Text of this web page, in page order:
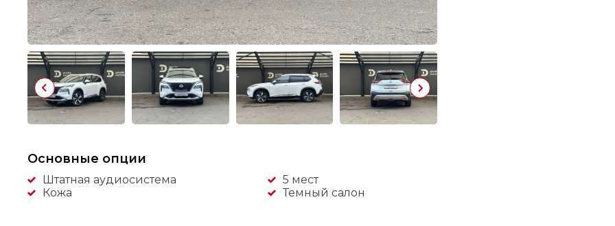
Основные опции
Штатная аудиосистема
5 мест
Кожа
Темный салон